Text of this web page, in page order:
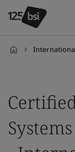
International -